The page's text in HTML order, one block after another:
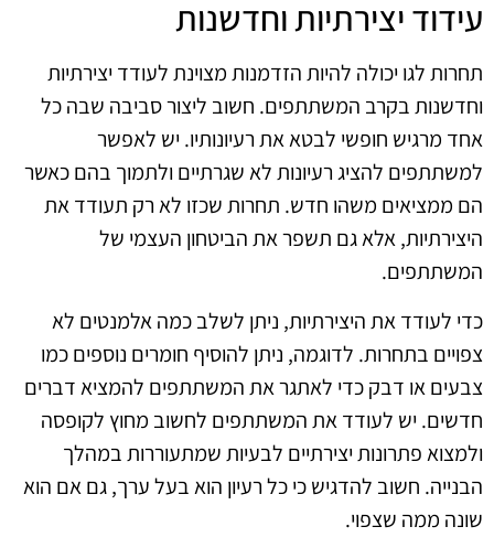
עידוד יצירתיות וחדשנות
תחרות לגו יכולה להיות הזדמנות מצוינת לעודד יצירתיות
וחדשנות בקרב המשתתפים. חשוב ליצור סביבה שבה כל
אחד מרגיש חופשי לבטא את רעיונותיו. יש לאפשר
למשתתפים להציג רעיונות לא שגרתיים ולתמוך בהם כאשר
הם ממציאים משהו חדש. תחרות שכזו לא רק תעודד את
היצירתיות, אלא גם תשפר את הביטחון העצמי של
המשתתפים.
כדי לעודד את היצירתיות, ניתן לשלב כמה אלמנטים לא
צפויים בתחרות. לדוגמה, ניתן להוסיף חומרים נוספים כמו
צבעים או דבק כדי לאתגר את המשתתפים להמציא דברים
חדשים. יש לעודד את המשתתפים לחשוב מחוץ לקופסה
ולמצוא פתרונות יצירתיים לבעיות שמתעוררות במהלך
הבנייה. חשוב להדגיש כי כל רעיון הוא בעל ערך, גם אם הוא
שונה ממה שצפוי.